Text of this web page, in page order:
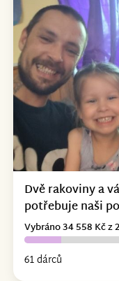
Dvě rakoviny a
potřebuje naši
61 dárců
Vybráno 34 558 Kč z